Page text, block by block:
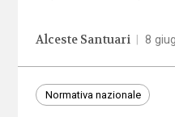
Alceste Santuari 8
Normativa nazionale